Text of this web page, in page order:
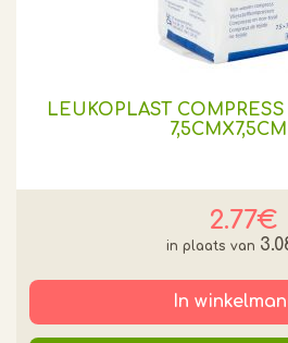
LEUKOPLAST
7,5CMX7,5CM
2.77€
In